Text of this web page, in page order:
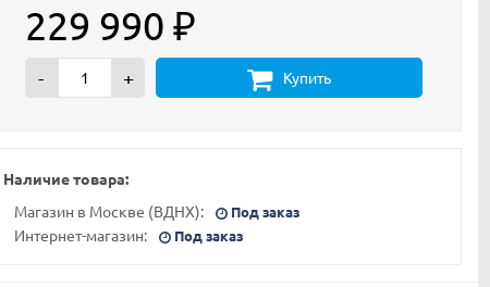
229 990 ₽
- + Купить
Наличие товара:
Магазин в Москве (ВДНХ):
Под заказ
Интернет-магазин: Под заказ